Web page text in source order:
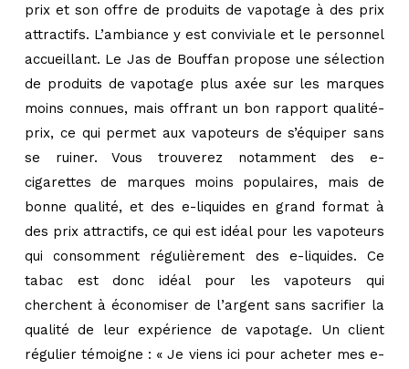
prix et son offre de produits de vapotage à des prix
attractifs. L’ambiance y est conviviale et le personnel
accueillant. Le Jas de Bouffan propose une sélection
de produits de vapotage plus axée sur les marques
moins connues, mais offrant un bon rapport qualité-
prix, ce qui permet aux vapoteurs de s’équiper sans
se ruiner. Vous trouverez notamment des e-
cigarettes de marques moins populaires, mais de
bonne qualité, et des e-liquides en grand format à
des prix attractifs, ce qui est idéal pour les vapoteurs
qui consomment régulièrement des e-liquides. Ce
tabac est donc idéal pour les vapoteurs qui
cherchent à économiser de l’argent sans sacrifier la
qualité de leur expérience de vapotage. Un client
régulier témoigne : « Je viens ici pour acheter mes e-